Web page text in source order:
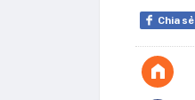
Chia sẻ